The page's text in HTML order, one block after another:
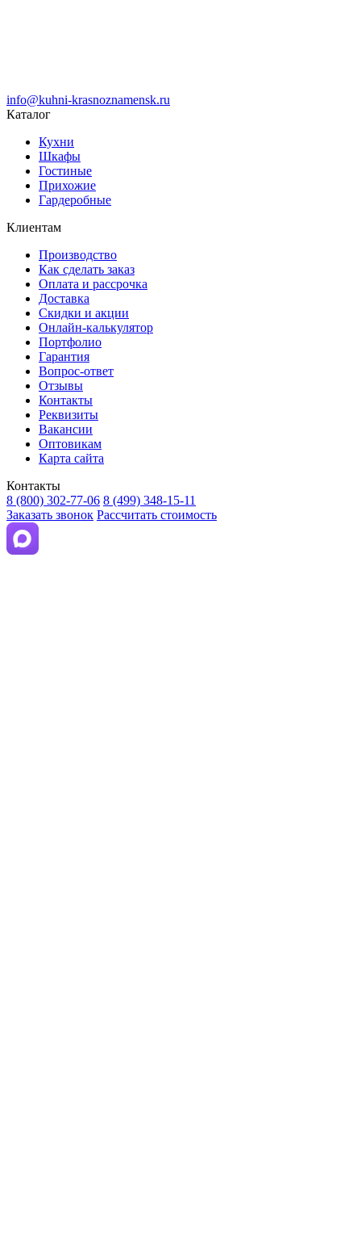
info@kuhni-krasnoznamensk.ru
Каталог
Кухни
Шкафы
Гостиные
Прихожие
Гардеробные
Клиентам
Производство
Как сделать заказ
Оплата и рассрочка
Доставка
Скидки и акции
Онлайн-калькулятор
Портфолио
Гарантия
Вопрос-ответ
Отзывы
Контакты
Реквизиты
Вакансии
Оптовикам
Карта сайта
Контакты
8 (800) 302-77-06 8 (499) 348-15-11
Заказать звонок Рассчитать стоимость